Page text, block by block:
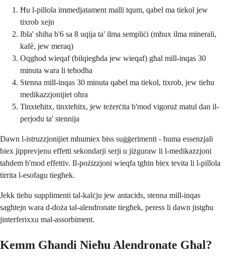
Ħu l-pillola immedjatament malli tqum, qabel ma tiekol jew
tixrob xejn
Ibla' sħiħa b'6 sa 8 uqija ta' ilma sempliċi (mhux ilma minerali,
kafè, jew meraq)
Oqgħod wieqaf (bilqiegħda jew wieqaf) għal mill-inqas 30
minuta wara li teħodha
Stenna mill-inqas 30 minuta qabel ma tiekol, tixrob, jew tieħu
medikazzjonijiet oħra
Tinxteħitx, tinxteħitx, jew teżerċita b'mod vigoruż matul dan il-
perjodu ta' stennija
Dawn l-istruzzjonijiet mhumiex biss suġġerimenti - huma essenzjali
biex jipprevjenu effetti sekondarji serji u jiżguraw li l-medikazzjoni
taħdem b'mod effettiv. Il-pożizzjoni wieqfa tgħin biex tevita li l-pillola
tirrita l-esofagu tiegħek.
Jekk tieħu supplimenti tal-kalċju jew antacids, stenna mill-inqas
sagħtejn wara d-doża tal-alendronate tiegħek, peress li dawn jistgħu
jinterferixxu mal-assorbiment.
Kemm Għandi Nieħu Alendronate Għal?